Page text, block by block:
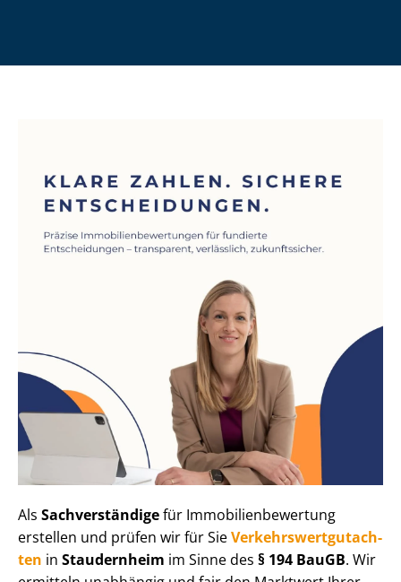
Als Sachverständigefür Im­mo­bi­li­en­be­wer­tung
erstellen und prüfen wir für SieVer­kehrs­wert­gut­ach­
ten in Staudernheim im Sinne des § 194 BauGB. Wir